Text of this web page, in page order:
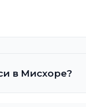
в Мисхоре?